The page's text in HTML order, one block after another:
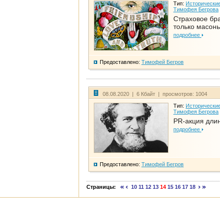
Тип:
Тимофея Бегрова
Страховое
только
подробнее
Предоставлено: Тимофей Бегров
08.08.2020 | 6 Кбайт | просмотров: 1004
Тип:
Тимофея Бегрова
PR-акция
подробнее
Предоставлено: Тимофей Бегров
Страницы: 10 11 12 13 14 15 16 17 18